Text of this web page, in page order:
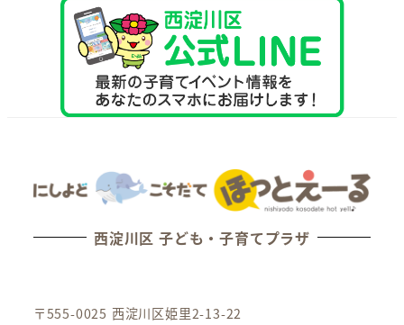
西淀川区 子ども・子育てプラザ
〒555-0025 西淀川区姫里2-13-22